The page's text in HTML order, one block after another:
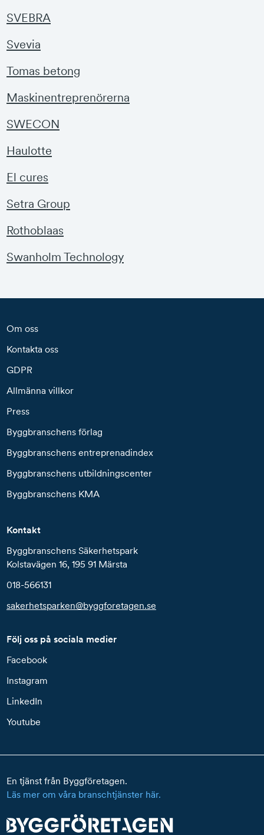
SVEBRA
Svevia
Tomas betong
Maskinentreprenörerna
SWECON
Haulotte
El cures
Setra Group
Rothoblaas
Swanholm Technology
Om oss
Kontakta oss
GDPR
Allmänna villkor
Press
Byggbranschens förlag
Byggbranschens entreprenadindex
Byggbranschens utbildningscenter
Byggbranschens KMA
Kontakt
Byggbranschens Säkerhetspark
Kolstavägen 16, 195 91 Märsta
018-566131
sakerhetsparken@byggforetagen.se
Följ oss på sociala medier
Facebook
Instagram
LinkedIn
Youtube
En tjänst från Byggföretagen.
Läs mer om våra branschtjänster här.